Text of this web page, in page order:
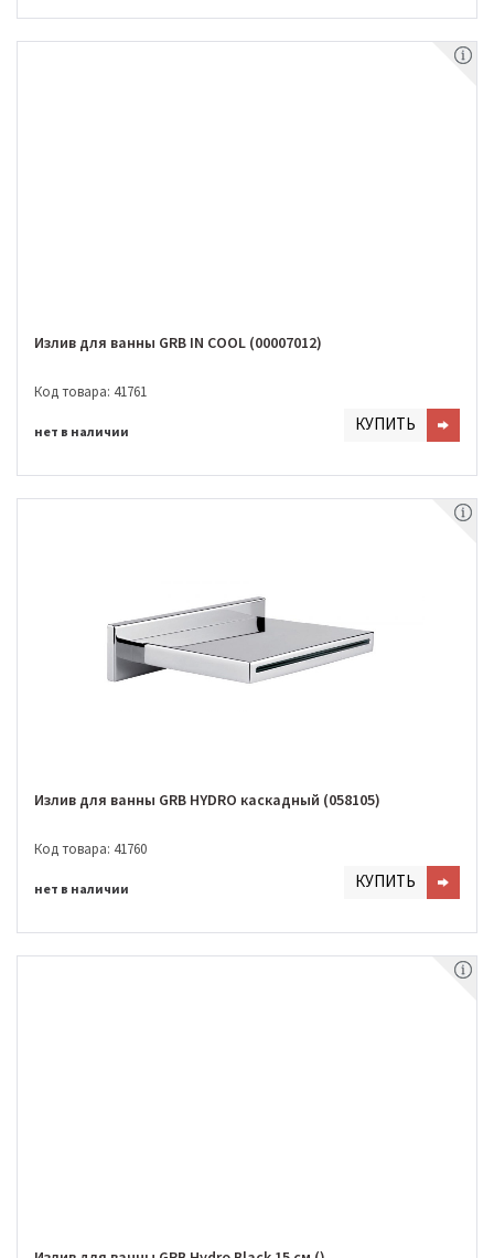
Излив для ванны GRB IN COOL (00007012)
Код товара: 41761
нет в наличии КУПИТЬ
Излив для ванны GRB HYDRO каскадный (058105)
Код товара: 41760
нет в наличии КУПИТЬ